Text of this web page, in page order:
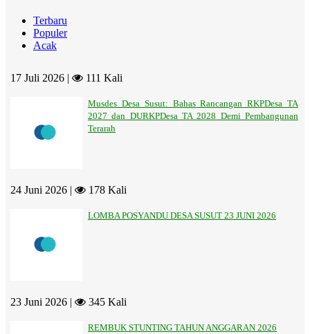
Terbaru
Populer
Acak
17 Juli 2026 | 111 Kali
Musdes Desa Susut: Bahas Rancangan RKPDesa TA
2027 dan DURKPDesa TA 2028 Demi Pembangunan
Terarah
24 Juni 2026 | 178 Kali
LOMBA POSYANDU DESA SUSUT 23 JUNI 2026
23 Juni 2026 | 345 Kali
REMBUK STUNTING TAHUN ANGGARAN 2026